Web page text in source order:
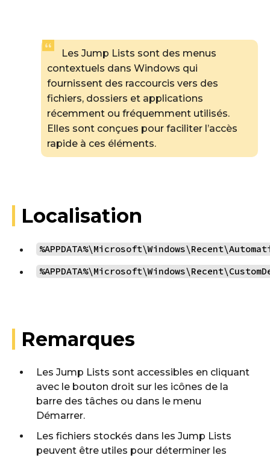
Les Jump Lists sont des menus
contextuels dans Windows qui
fournissent des raccourcis vers des
fichiers, dossiers et applications
récemment ou fréquemment utilisés.
Elles sont conçues pour faciliter l’accès
rapide à ces éléments.
Localisation
Remarques
Les Jump Lists sont accessibles en cliquant
avec le bouton droit sur les icônes de la
barre des tâches ou dans le menu
Démarrer.
Les fichiers stockés dans les Jump Lists
peuvent être utiles pour déterminer les